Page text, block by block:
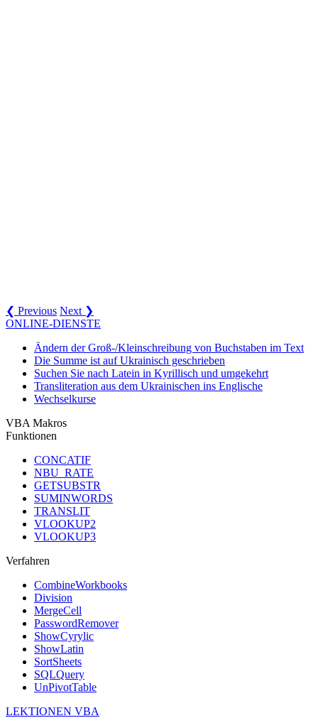
❮ Previous Next ❯
ONLINE-DIENSTE
Ändern der Groß-/Kleinschreibung von Buchstaben im Text
Die Summe ist auf Ukrainisch geschrieben
Suchen Sie nach Latein in Kyrillisch und umgekehrt
Transliteration aus dem Ukrainischen ins Englische
Wechselkurse
VBA Makros
Funktionen
CONCATIF
NBU_RATE
GETSUBSTR
SUMINWORDS
TRANSLIT
VLOOKUP2
VLOOKUP3
Verfahren
CombineWorkbooks
Division
MergeCell
PasswordRemover
ShowCyrylic
ShowLatin
SortSheets
SQLQuery
UnPivotTable
LEKTIONEN VBA